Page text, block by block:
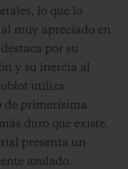
lo que lo
muy apreciado en
por su
y su inercia al
utiliza
de primerísima
duro que existe.
presenta un
azulado.